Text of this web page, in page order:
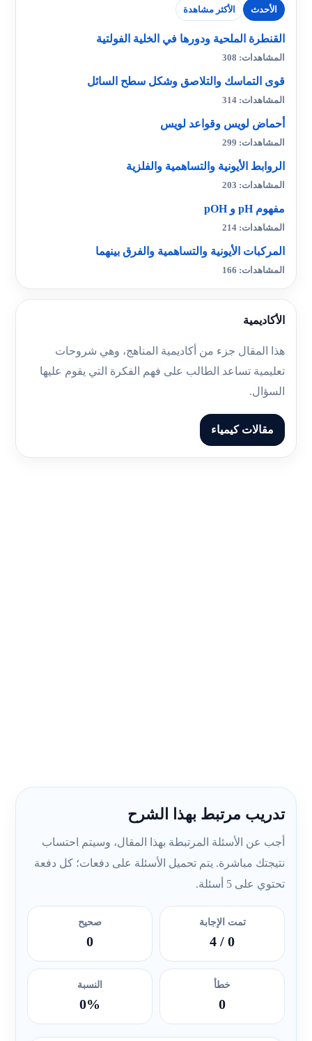
الأحدث الأكثر مشاهدة
القنطرة الملحية ودورها في الخلية الفولتية
المشاهدات: 308
قوى التماسك والتلاصق وشكل سطح السائل
المشاهدات: 314
أحماض لويس وقواعد لويس
المشاهدات: 299
الروابط الأيونية والتساهمية والفلزية
المشاهدات: 203
مفهوم pH و pOH
المشاهدات: 214
المركبات الأيونية والتساهمية والفرق بينهما
المشاهدات: 166
الأكاديمية
هذا المقال جزء من أكاديمية المناهج، وهي شروحات
تعليمية تساعد الطالب على فهم الفكرة التي يقوم عليها
السؤال.
مقالات كيمياء
تدريب مرتبط بهذا الشرح
أجب عن الأسئلة المرتبطة بهذا المقال، وسيتم احتساب
نتيجتك مباشرة. يتم تحميل الأسئلة على دفعات؛ كل دفعة
تحتوي على 5 أسئلة.
تمت الإجابة
0
/ 4
صحيح
0
خطأ
0
النسبة
0%